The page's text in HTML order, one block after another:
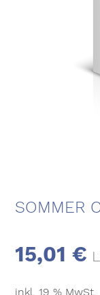
SOMMER
15,01€
inkl. 19 % MwSt.